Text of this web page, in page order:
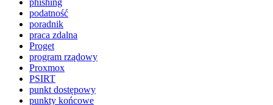
podatność
poradnik
praca zdalna
Proget
program rządowy
Proxmox
PSIRT
punkt dostępowy
punkty końcowe